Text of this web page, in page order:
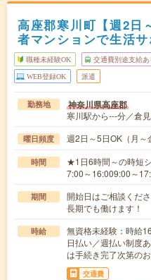
高座郡寒川町【週2日
者マンションで生活サ
職種未経験OK 交通費別途支給あ
WEB登録OK 派遣
勤務地 神奈川県高座郡
寒川駅から---分／倉
曜日頻度 週2日～5日OK（月
時間
★1日6時間～の時短
7:00～16:009:00～
期間
開始日はご相談く
長期でも働けます！
時給
無資格未経験：時
日払い／週払い制度
は手続き完了次第の
交通費